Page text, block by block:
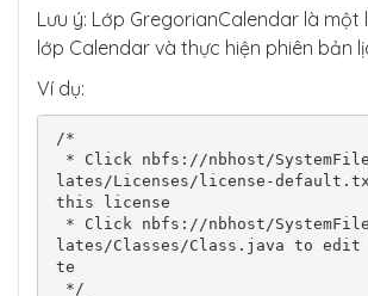
Lưu ý: Lớp GregorianCalendar là một
lớp Calendar và thực hiện phiên bản
Ví dụ:
/*
lates/Licenses/license-
this license
lates/Classes/Class.java to edit
te